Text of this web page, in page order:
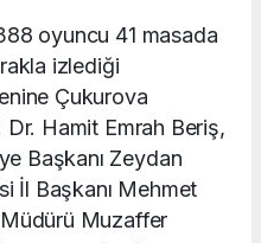
oyuncu 41 masada
izlediği
Çukurova
Hamit Emrah Beriş,
Başkanı Zeydan
İl Başkanı Mehmet
Muzaffer